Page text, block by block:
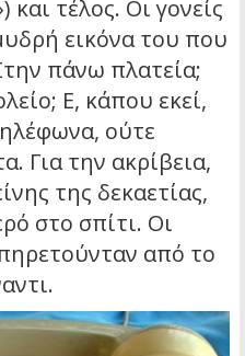
και τέλος. Οι γονείς
εικόνα του που
πάνω πλατεία;
Ε, κάπου εκεί,
ούτε
Για την ακρίβεια,
της δεκαετίας,
στο σπίτι. Οι
από το